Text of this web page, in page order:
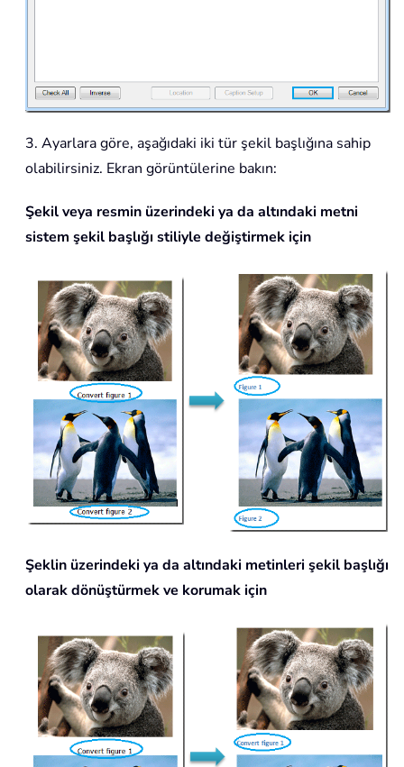
3. Ayarlara göre, aşağıdaki iki tür şekil başlığına sahip
olabilirsiniz. Ekran görüntülerine bakın:
Şekil veya resmin üzerindeki ya da altındaki metni
sistem şekil başlığı stiliyle değiştirmek için
Şeklin üzerindeki ya da altındaki metinleri şekil başlığı
olarak dönüştürmek ve korumak için